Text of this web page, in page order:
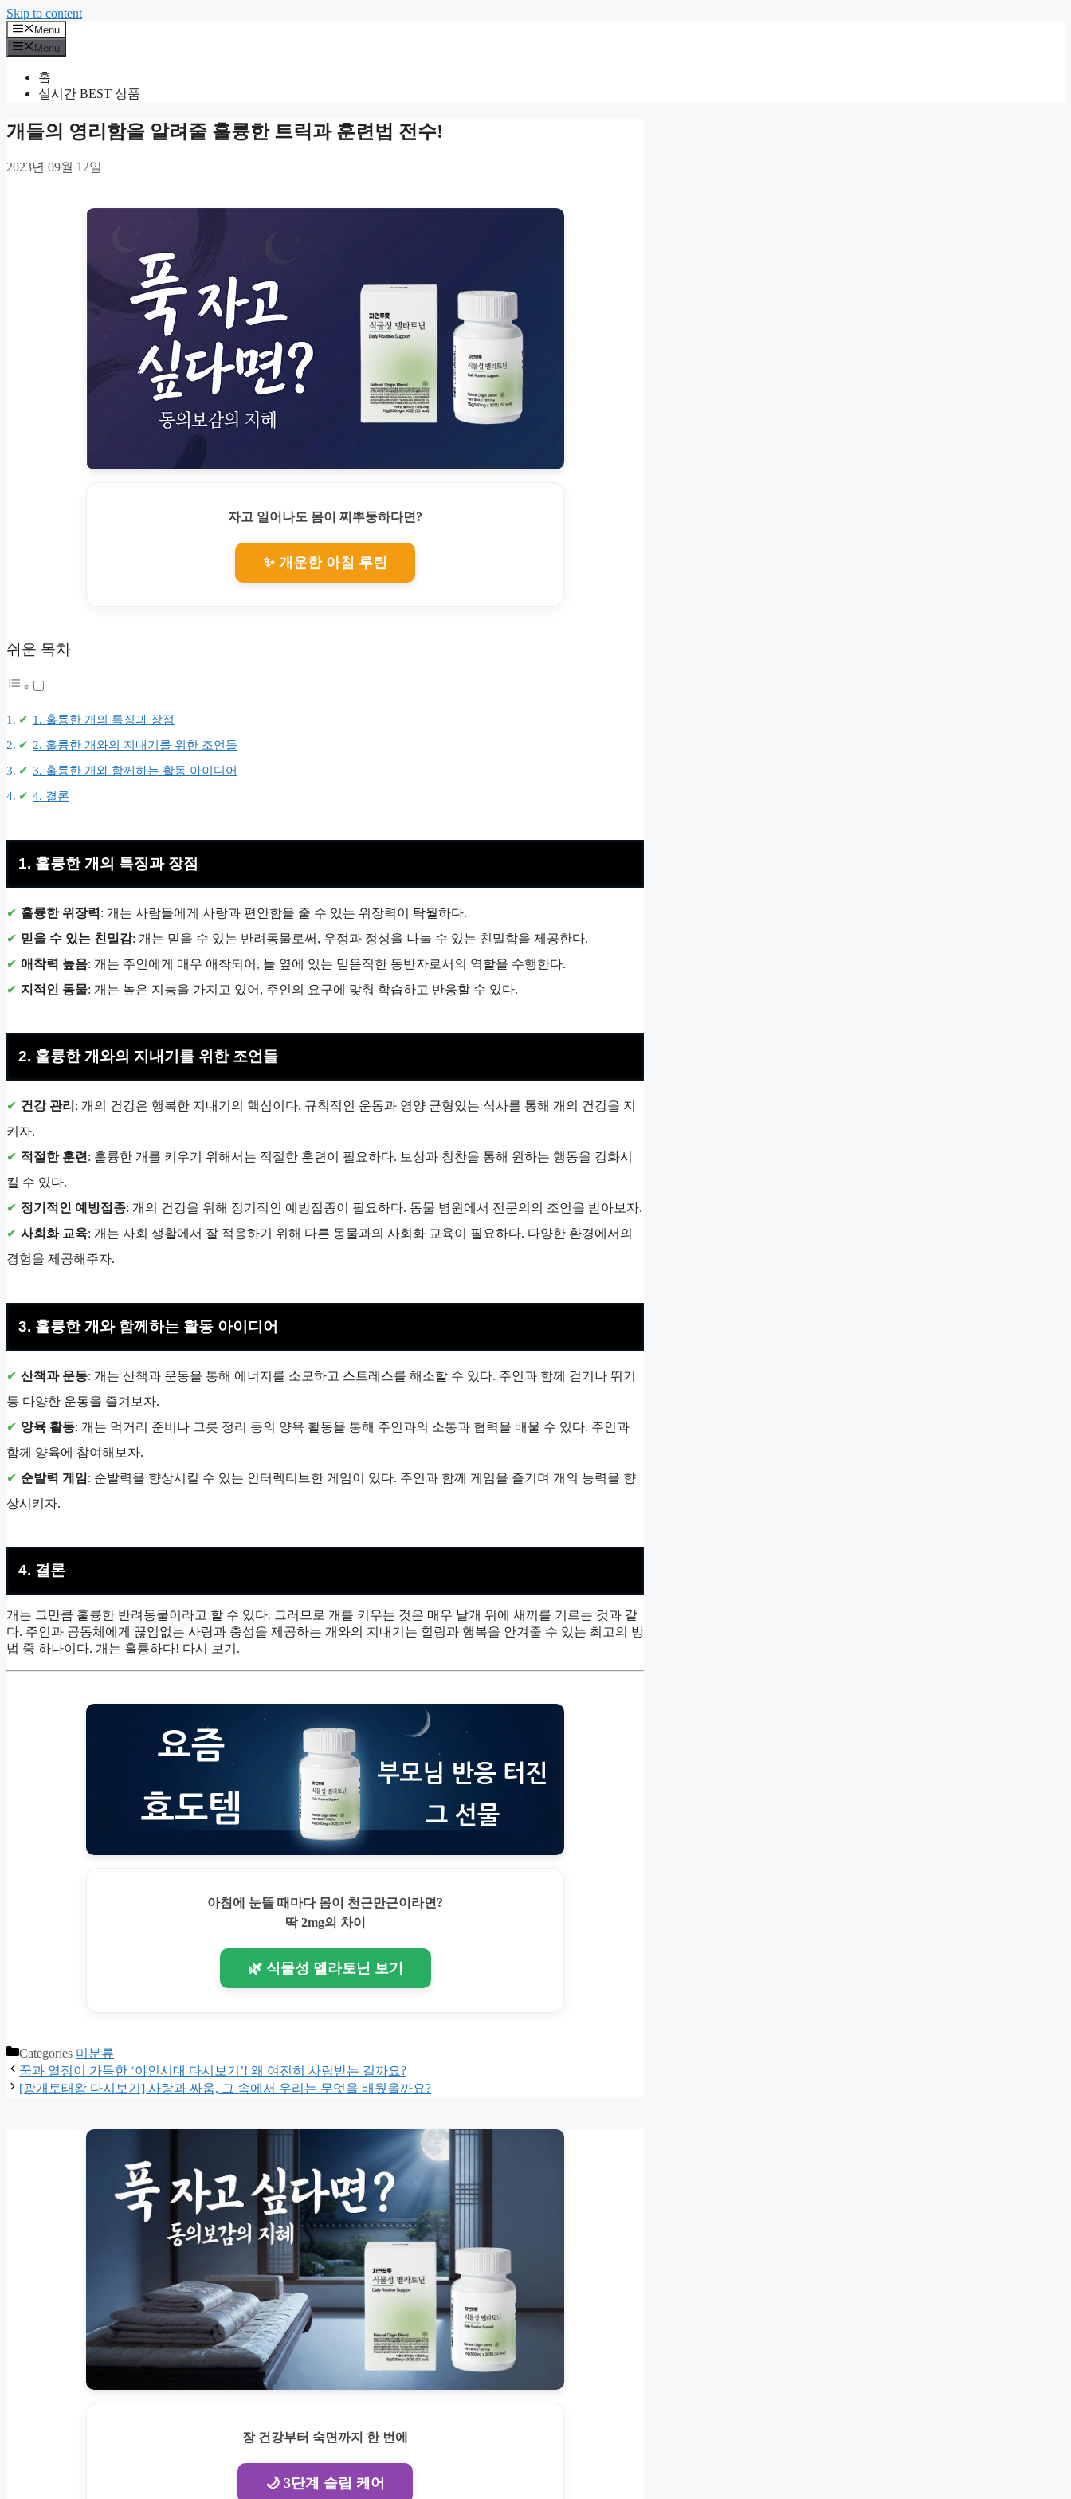
Skip to content
Menu
Menu
홈
실시간 BEST 상품
개들의 영리함을 알려줄 훌륭한 트릭과 훈련법 전수!
2023년 09월 12일
자고 일어나도 몸이 찌뿌둥하다면?
✨ 개운한 아침 루틴
쉬운 목차
1. 훌륭한 개의 특징과 장점
2. 훌륭한 개와의 지내기를 위한 조언들
3. 훌륭한 개와 함께하는 활동 아이디어
4. 결론
1. 훌륭한 개의 특징과 장점
훌륭한 위장력 : 개는 사람들에게 사랑과 편안함을 줄 수 있는 위장력이 탁월하다.
믿을 수 있는 친밀감: 개는 믿을 수 있는 반려동물로써, 우정과 정성을 나눌 수 있는 친밀함을 제공한다.
애착력 높음: 개는 주인에게 매우 애착되어, 늘 옆에 있는 믿음직한 동반자로서의 역할을 수행한다.
지적인 동물: 개는 높은 지능을 가지고 있어, 주인의 요구에 맞춰 학습하고 반응할 수 있다.
2. 훌륭한 개와의 지내기를 위한 조언들
건강 관리 : 개의 건강은 행복한 지내기의 핵심이다. 규칙적인 운동과 영양 균형있는 식사를 통해 개의 건강을 지
키자.
적절한 훈련 : 훌륭한 개를 키우기 위해서는 적절한 훈련이 필요하다. 보상과 칭찬을 통해 원하는 행동을 강화시
킬 수 있다.
정기적인 예방접종: 개의 건강을 위해 정기적인 예방접종이 필요하다. 동물 병원에서 전문의의 조언을 받아보자.
사회화 교육: 개는 사회 생활에서 잘 적응하기 위해 다른 동물과의 사회화 교육이 필요하다. 다양한 환경에서의
경험을 제공해주자.
3. 훌륭한 개와 함께하는 활동 아이디어
산책과 운동: 개는 산책과 운동을 통해 에너지를 소모하고 스트레스를 해소할 수 있다. 주인과 함께 걷기나 뛰기
등 다양한 운동을 즐겨보자.
양육 활동: 개는 먹거리 준비나 그릇 정리 등의 양육 활동을 통해 주인과의 소통과 협력을 배울 수 있다. 주인과
함께 양육에 참여해보자.
순발력 게임: 순발력을 향상시킬 수 있는 인터렉티브한 게임이 있다. 주인과 함께 게임을 즐기며 개의 능력을 향
상시키자.
4. 결론
개는 그만큼 훌륭한 반려동물이라고 할 수 있다. 그러므로 개를 키우는 것은 매우 날개 위에 새끼를 기르는 것과 같
다. 주인과 공동체에게 끊임없는 사랑과 충성을 제공하는 개와의 지내기는 힐링과 행복을 안겨줄 수 있는 최고의 방
법 중 하나이다. 개는 훌륭하다! 다시 보기.
아침에 눈뜰 때마다 몸이 천근만근이라면?
딱 2mg의 차이
🌿 식물성 멜라토닌 보기
Categories 미분류
꿈과 열정이 가득한 ‘야인시대 다시보기’! 왜 여전히 사랑받는 걸까요?
[광개토태왕 다시보기] 사랑과 싸움, 그 속에서 우리는 무엇을 배웠을까요?
장 건강부터 숙면까지 한 번에
🌙 3단계 슬립 케어